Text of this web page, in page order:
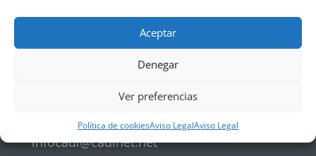
Aceptar
Denegar
Ver preferencias
Política de cookiesAviso LegalAviso Legal
Email
infocadi@cadinet.net